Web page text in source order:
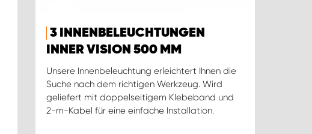
3 INNENBELEUCHTUNGEN
INNER VISION 500 MM
Unsere Innenbeleuchtung erleichtert Ihnen die
Suche nach dem richtigen Werkzeug. Wird
geliefert mit doppelseitigem Klebeband und
2-m-Kabel für eine einfache Installation.